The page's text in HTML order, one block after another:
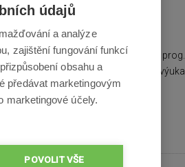
Pi2Go Robot
Programovatelná hračka, Podpora prog.
jazyků Scratch / Python, Praktická výuka
programování
údajů
a analýze
zajištění fungování funkcí
obsahu a
předávat marketingovým
marketingové účely.
POVOLIT VŠE